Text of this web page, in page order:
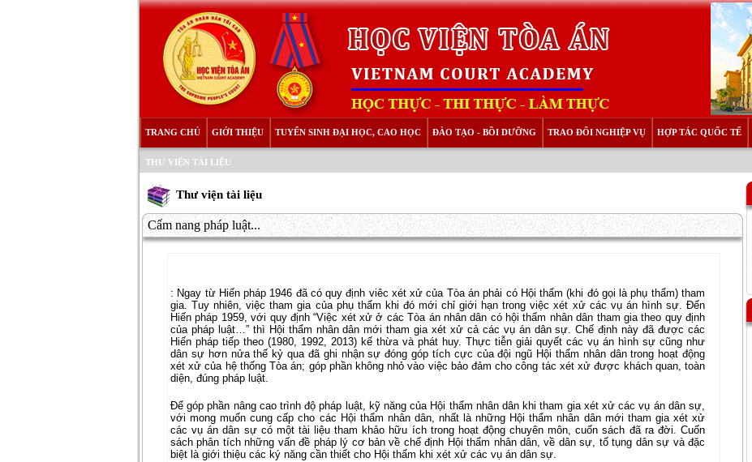
TRANG CHỦ GIỚI THIỆU TUYỂN SINH ĐẠI HỌC, CAO HỌC ĐÀO TẠO - BỒI DƯỠNG TRAO ĐỔI NGHIỆP VỤ HỢP TÁC QUỐC TẾ
THƯ VIỆN TÀI LIỆU
Thư viện tài liệu
Cẩm nang pháp luật...
: Ngay từ Hiến pháp 1946 đã có quy định viêc xét xử của Tòa án phải có Hội thẩm (khi đó gọi là phụ thẩm) tham
gia. Tuy nhiên, việc tham gia của phụ thẩm khi đó mới chỉ giới hạn trong việc xét xử các vụ án hình sự. Đến
Hiến pháp 1959, với quy định “Việc xét xử ở các Tòa án nhân dân có hội thẩm nhân dân tham gia theo quy định
của pháp luật…” thì Hội thẩm nhân dân mới tham gia xét xử cả các vụ án dân sự. Chế định này đã được các
Hiến pháp tiếp theo (1980, 1992, 2013) kế thừa và phát huy. Thực tiễn giải quyết các vụ án hình sự cũng như
dân sự hơn nửa thế kỷ qua đã ghi nhận sự đóng góp tích cực của đội ngũ Hội thẩm nhân dân trong hoạt động
xét xử của hệ thống Tòa án; góp phần không nhỏ vào việc bảo đảm cho công tác xét xử được khách quan, toàn
diện, đúng pháp luật.
Để góp phần nâng cao trình độ pháp luật, kỹ năng của Hội thẩm nhân dân khi tham gia xét xử các vụ án dân sự,
với mong muốn cung cấp cho các Hội thẩm nhân dân, nhất là những Hội thẩm nhân dân mới tham gia xét xử
các vụ án dân sự có một tài liệu tham khảo hữu ích trong hoạt động chuyên môn, cuốn sách đã ra đời. Cuốn
sách phân tích những vấn đề pháp lý cơ bản về chế định Hội thẩm nhân dân, về dân sự, tố tụng dân sự và đặc
biệt là giới thiệu các ký năng cần thiết cho Hội thẩm khi xét xử các vụ án dân sự.